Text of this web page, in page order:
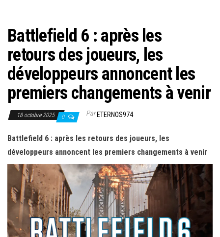
Battlefield 6 : après les
retours des joueurs, les
développeurs annoncent les
premiers changements à venir
18 octobre 2025 0 ParETERNOS974
Battlefield 6 : après les retours des joueurs, les
développeurs annoncent les premiers changements à venir